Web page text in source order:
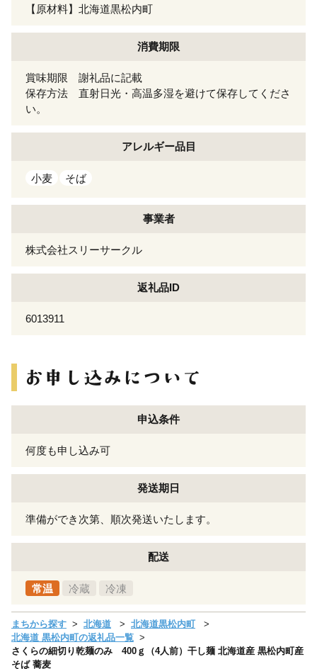
【原材料】北海道黒松内町
消費期限
賞味期限 謝礼品に記載
保存方法 直射日光・高温多湿を避けて保存してくださ
い。
アレルギー品目
小麦 そば
事業者
株式会社スリーサークル
返礼品ID
6013911
申込条件
何度も申し込み可
発送期日
準備ができ次第、順次発送いたします。
配送
常温 冷蔵 冷凍
まちから探す 北海道
北海道黒松内町
北海道 黒松内町の返礼品一覧
さくらの細切り乾麺のみ 400ｇ（4人前）干し麺 北海道産 黒松内町産
そば 蕎麦